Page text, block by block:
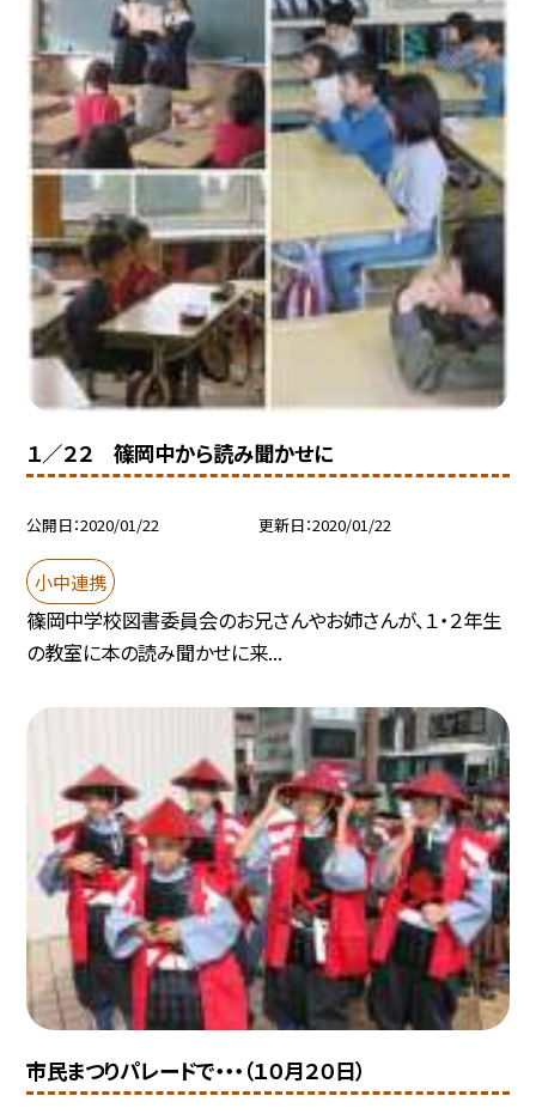
１／２２ 篠岡中から読み聞かせに
公開日 2020/01/22 更新日 2020/01/22
小中連携
篠岡中学校図書委員会のお兄さんやお姉さんが、１・２年生
の教室に本の読み聞かせに来...
市民まつりパレードで・・・（１０月２０日）